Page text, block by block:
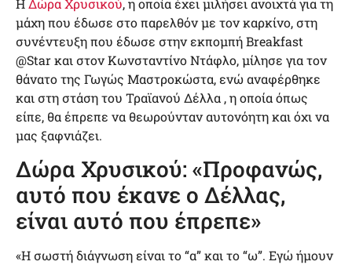
ΗΔώρα Χρυσικού, η οποία έχει μιλήσει ανοιχτά για τη
μάχη που έδωσε στο παρελθόν με τον καρκίνο, στη
συνέντευξη που έδωσε στην εκπομπή Breakfast
@Star και στον Κωνσταντίνο Ντάφλο, μίλησε για τον
θάνατο της Γωγώς Μαστροκώστα, ενώ αναφέρθηκε
και στη στάση του Τραϊανού Δέλλα , η οποία όπως
είπε, θα έπρεπε να θεωρούνταν αυτονόητη και όχι να
μας ξαφνιάζει.
Δώρα Χρυσικού: «Προφανώς,
αυτό που έκανε ο Δέλλας,
είναι αυτό που έπρεπε»
«Η σωστή διάγνωση είναι το “α” και το “ω”. Εγώ ήμουν